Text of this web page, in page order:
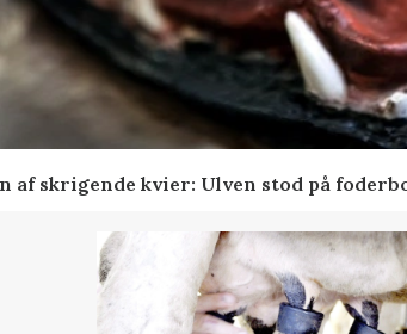
af skrigende kvier: Ulven stod på